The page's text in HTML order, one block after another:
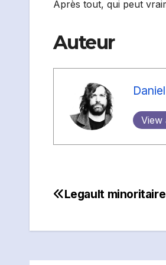
Après tout, qui peut
Auteur
View
Navigation
Legault